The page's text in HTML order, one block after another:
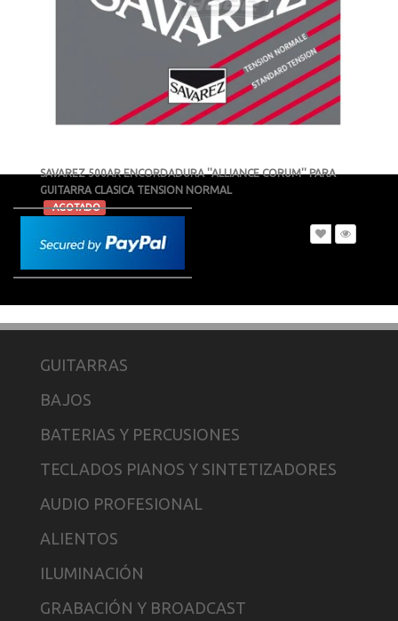
SAVAREZ 500AR ENCORDADURA ''ALLIANCE CORUM'' PARA
GUITARRA CLASICA TENSION NORMAL
- AGOTADO
MXN $549
GUITARRAS
BAJOS
BATERIAS Y PERCUSIONES
TECLADOS PIANOS Y SINTETIZADORES
AUDIO PROFESIONAL
ALIENTOS
ILUMINACIÓN
GRABACIÓN Y BROADCAST